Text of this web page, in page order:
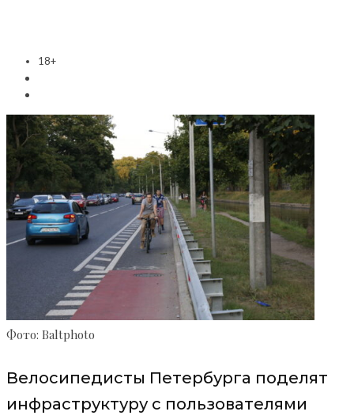
18+
Фото: Baltphoto
Велосипедисты Петербурга поделят
инфраструктуру с пользователями